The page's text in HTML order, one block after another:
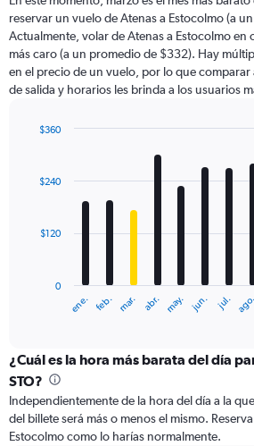
categories.
The
chart
has
1
Y
displaying
reservar un vuelo de Atenas a Estocolmo (a
Actualmente, volar de Atenas a Estocolmo en
más caro (a un promedio de $332). Hay
en el precio de un vuelo, por lo que
de salida y horarios les brinda a los usuarios
with
12
The
categories.
Range:
categories.
The
ene. feb. mar. abr. may. jun. jul. ago.
0
$120
$240
$360
¿Cuál es la hora más barata del día
STO?
Independientemente de la hora del día a la
del billete será más o menos el mismo.
Estocolmo como lo harías normalmente.